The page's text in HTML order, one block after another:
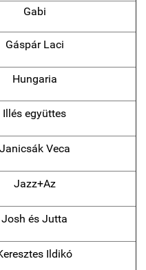
Gabi
Gáspár Laci
Hungaria
Illés együttes
Janicsák Veca
Jazz+Az
Josh és Jutta
Ildikó